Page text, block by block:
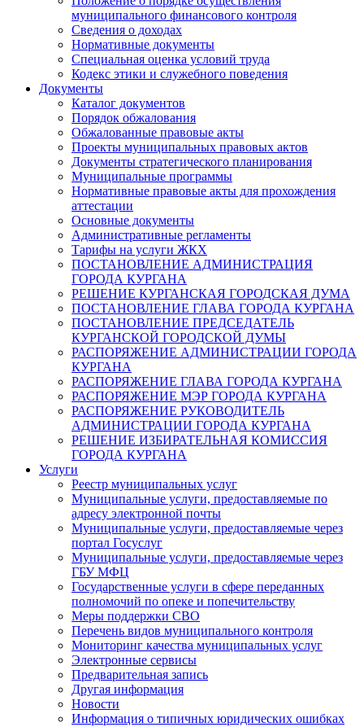
муниципального финансового контроля
Сведения о доходах
Нормативные документы
Специальная оценка условий труда
Кодекс этики и служебного поведения
Документы
Каталог документов
Порядок обжалования
Обжалованные правовые акты
Проекты муниципальных правовых актов
Документы стратегического планирования
Муниципальные программы
Нормативные правовые акты для прохождения
аттестации
Основные документы
Административные регламенты
Тарифы на услуги ЖКХ
ПОСТАНОВЛЕНИЕ АДМИНИСТРАЦИЯ
ГОРОДА КУРГАНА
РЕШЕНИЕ КУРГАНСКАЯ ГОРОДСКАЯ ДУМА
ПОСТАНОВЛЕНИЕ ГЛАВА ГОРОДА КУРГАНА
ПОСТАНОВЛЕНИЕ ПРЕДСЕДАТЕЛЬ
КУРГАНСКОЙ ГОРОДСКОЙ ДУМЫ
РАСПОРЯЖЕНИЕ АДМИНИСТРАЦИИ ГОРОДА
КУРГАНА
РАСПОРЯЖЕНИЕ ГЛАВА ГОРОДА КУРГАНА
РАСПОРЯЖЕНИЕ МЭР ГОРОДА КУРГАНА
РАСПОРЯЖЕНИЕ РУКОВОДИТЕЛЬ
АДМИНИСТРАЦИИ ГОРОДА КУРГАНА
РЕШЕНИЕ ИЗБИРАТЕЛЬНАЯ КОМИССИЯ
ГОРОДА КУРГАНА
Услуги
Реестр муниципальных услуг
Муниципальные услуги, предоставляемые по
адресу электронной почты
Муниципальные услуги, предоставляемые через
портал Госуслуг
Муниципальные услуги, предоставляемые через
ГБУ МФЦ
Государственные услуги в сфере переданных
полномочий по опеке и попечительству
Меры поддержки СВО
Перечень видов муниципального контроля
Мониторинг качества муниципальных услуг
Электронные сервисы
Предварительная запись
Другая информация
Новости
Информация о типичных юридических ошибках